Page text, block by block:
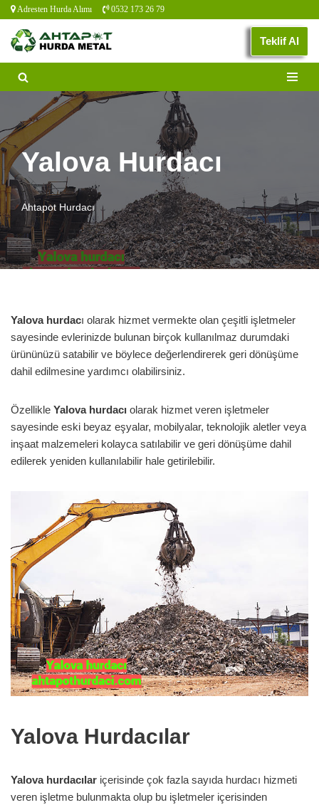
İçeriğe
geç
Adresten Hurda Alımı 0532 173 26 79
Teklif Al
Yalova Hurdacı
Ahtapot Hurdacı
Yalova hurdacı olarak hizmet vermekte olan çeşitli işletmeler
sayesinde evlerinizde bulunan birçok kullanılmaz durumdaki
ürününüzü satabilir ve böylece değerlendirerek geri dönüşüme
dahil edilmesine yardımcı olabilirsiniz.
Özellikle Yalova hurdacı olarak hizmet veren işletmeler
sayesinde eski beyaz eşyalar, mobilyalar, teknolojik aletler veya
inşaat malzemeleri kolayca satılabilir ve geri dönüşüme dahil
edilerek yeniden kullanılabilir hale getirilebilir.
Yalova Hurdacılar
Yalova hurdacılar içerisinde çok fazla sayıda hurdacı hizmeti
veren işletme bulunmakta olup bu işletmeler içerisinden